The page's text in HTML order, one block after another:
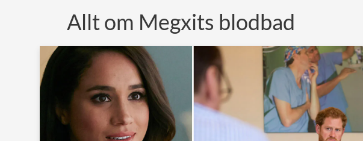
Allt om Megxits blodbad